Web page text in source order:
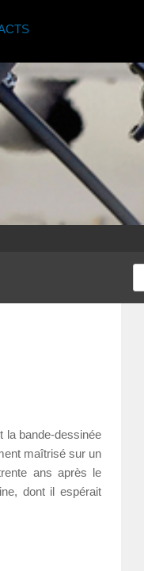
la bande-dessinée
maîtrisé sur un
ans après le
dont il espérait